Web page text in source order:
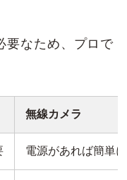
要なため、プロで
無線カメラ
電源があれば簡単